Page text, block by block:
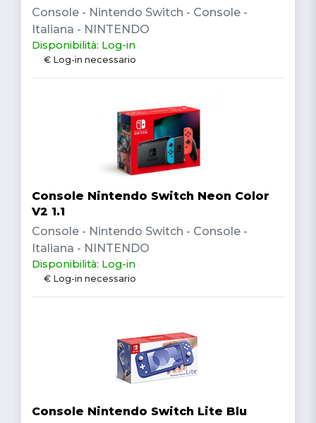
Console - Nintendo Switch - Console -
Italiana - NINTENDO
Disponibilità: Log-in
€ Log-in necessario
Console Nintendo Switch Neon Color
V2 1.1
Console - Nintendo Switch - Console -
Italiana - NINTENDO
Disponibilità: Log-in
€ Log-in necessario
Console Nintendo Switch Lite Blu